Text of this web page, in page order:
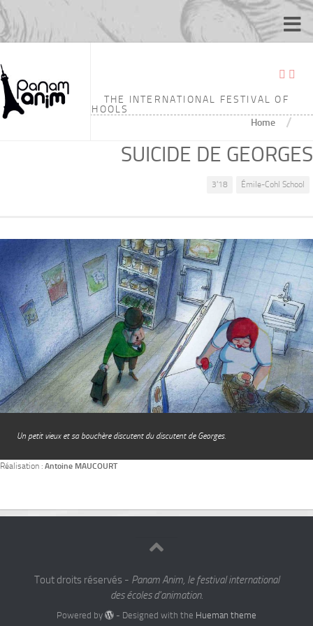
THE INTERNATIONAL FESTIVAL OF
ANIMATION SCHOOLS
Home /
SUICIDE DE GEORGES
3'18 Émile-Cohl School
Un petit vieux et sa bouchère discutent du discutent de Georges.
Réalisation : Antoine MAUCOURT
Tout droits réservés - Panam Anim, le festival international
des écoles d'animation.
Powered by - Designed with the Hueman theme